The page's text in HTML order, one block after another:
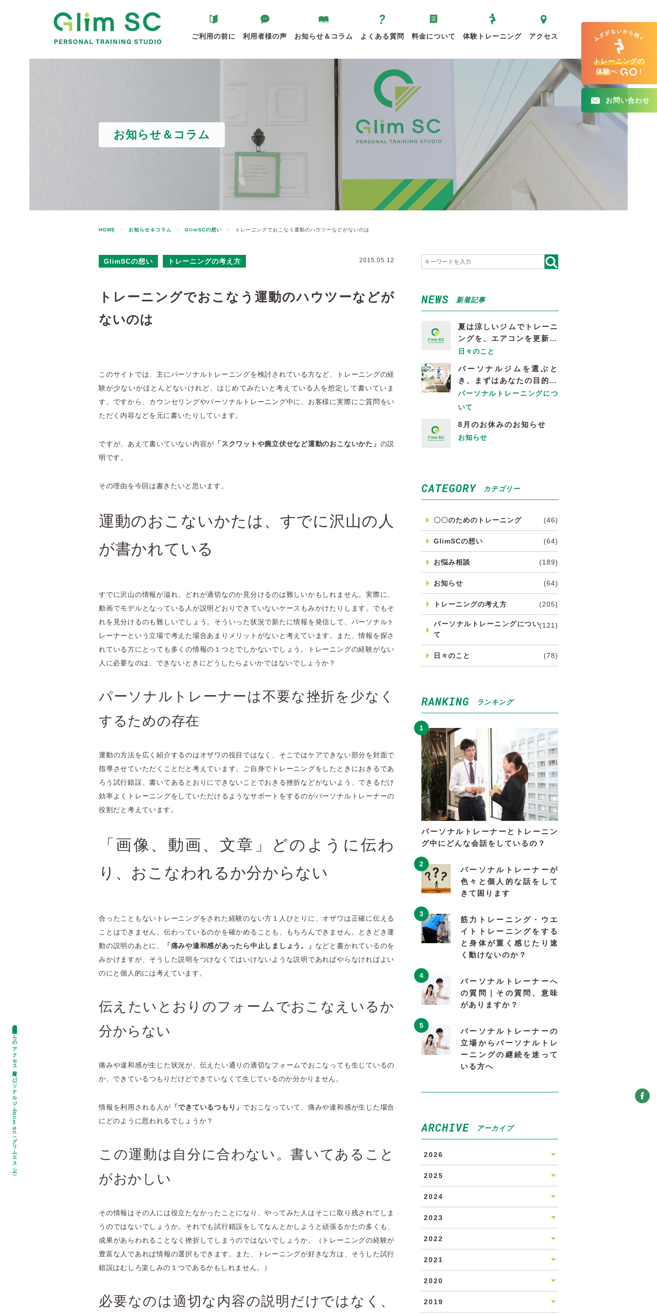
お知らせ＆コラム
HOME > お知らせ＆コラム > GlimSCの想い > トレーニングでおこなう運動のハウツーなどがないのは
ご利用の前に 利用者様の声 お知らせ＆コラム よくある質問 料金について 体験トレーニング アクセス
名古屋市昭和区・瑞穂区からのアクセス良好なパーソナルジム Glim SC
（グリムエスシー）
トレーニングの
体験へ !
お問い合わせ
GlimSCの想い トレーニングの考え方 2015.05.12
トレーニングでおこなう運動のハウツーなどが
ないのは
このサイトでは、主にパーソナルトレーニングを検討されている方など、トレーニングの経
験が少ないかほとんどないけれど、はじめてみたいと考えている人を想定して書いていま
す。ですから、カウンセリングやパーソナルトレーニング中に、お客様に実際にご質問をい
ただく内容などを元に書いたりしています。
ですが、あえて書いていない内容が 「スクワットや腕立伏せなど運動のおこないかた」 の説
明です。
その理由を今回は書きたいと思います。
運動のおこないかたは、すでに沢山の人
が書かれている
すでに沢山の情報が溢れ、どれが適切なのか見分けるのは難しいかもしれません。実際に、
動画でモデルとなっている人が説明どおりできていないケースもみかけたりします。でもそ
れを見分けるのも難しいでしょう。そういった状況で新たに情報を発信して、パーソナルト
レーナーという立場で考えた場合あまりメリットがないと考えています。また、情報を探さ
れている方にとっても多くの情報の１つとでしかないでしょう。トレーニングの経験がない
人に必要なのは、できないときにどうしたらよいかではないでしょうか？
パーソナルトレーナーは不要な挫折を少なく
するための存在
運動の方法を広く紹介するのはオザワの役目ではなく、そこではケアできない部分を対面で
指導させていただくことだと考えています。ご自身でトレーニングをしたときにおきるであ
ろう試行錯誤、書いてあるとおりにできないことでおきる挫折などがないよう、できるだけ
効率よくトレーニングをしていただけるようなサポートをするのがパーソナルトレーナーの
役割だと考えています。
「画像、動画、文章」どのように伝わ
り、おこなわれるか分からない
合ったこともないトレーニングをされた経験のない方１人ひとりに、オザワは正確に伝える
ことはできません。伝わっているのかを確かめることも、もちろんできません。ときどき運
動の説明のあとに、
「痛みや違和感があったら中止しましょう。」 などと書かれているのを
みかけますが、そうした説明をつけなくてはいけないような説明であればやらなければよい
のにと個人的には考えています。
伝えたいとおりのフォームでおこなえいるか
分からない
痛みや違和感が生じた状況が、伝えたい通りの適切なフォームでおこなっても生じているの
か、できているつもりだけどできていなくて生じているのか分かりません。
情報を利用される人が 「できているつもり」 でおこなっていて、痛みや違和感が生じた場合
にどのように思われるでしょうか？
この運動は自分に合わない。書いてあること
がおかしい
その情報はその人には役立たなかったことになり、やってみた人はそこに取り残されてしま
うのではないでしょうか。それでも試行錯誤をしてなんとかしようと頑張るかたの多くも、
成果があらわれることなく挫折してしまうのではないでしょうか。（トレーニングの経験が
豊富な人であれば情報の選択もできます。また、トレーニングが好きな方は、そうした試行
錯誤はむしろ楽しみの１つであるかもしれません。）
必要なのは適切な内容の説明だけではなく、
NEWS 新着記事
夏は涼しいジムでトレーニ
ングを、エアコンを更新…
日々のこと
パーソナルジムを選ぶと
き、まずはあなたの目的…
パーソナルトレーニングにつ
いて
8月のお休みのお知らせ
お知らせ
CATEGORY カテゴリー
〇〇のためのトレーニング (46)
GlimSCの想い (64)
お悩み相談 (189)
お知らせ (64)
トレーニングの考え方 (205)
パーソナルトレーニングについ
て
(121)
日々のこと (78)
RANKING ランキング
パーソナルトレーナーとトレーニン
グ中にどんな会話をしているの？
パーソナルトレーナーが
色々と個人的な話をして
きて困ります
筋力トレーニング・ウエ
イトトレーニングをする
と身体が重く感じたり速
く動けないのか？
パーソナルトレーナーへ
の質問｜その質問、意味
がありますか？
パーソナルトレーナーの
立場からパーソナルトレ
ーニングの継続を迷って
いる方へ
ARCHIVE アーカイブ
2026
2025
2024
2023
2022
2021
2020
2019